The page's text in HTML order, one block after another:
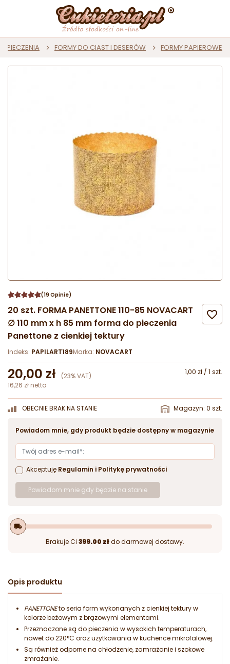
PIECZENIA FORMY DO CIAST I DESERÓW FORMY PAPIEROWE
(19 Opinie)
20 szt. FORMA PANETTONE 110-85 NOVACART
∅ 110 mm x h 85 mm forma do pieczenia
Panettone z cienkiej tektury

Indeks: PAPILART189Marka: NOVACART
20,00 zł (23% VAT)
1,00 zł / 1 szt.
16,26 zł netto
OBECNIE BRAK NA STANIE Magazyn: 0 szt.
Powiadom mnie, gdy produkt będzie dostępny w magazynie
Akceptuję Regulamin i Politykę prywatności
Powiadom mnie gdy będzie na stanie
local_shipping
Brakuje Ci 399.00 złdo darmowej dostawy.
Opis produktu
PANETTONEto seria form wykonanych z cienkiej tektury w
kolorze beżowym z brązowymi elementami.
Przeznaczone są do pieczenia w wysokich temperaturach,
nawet do 220°C oraz użytkowania w kuchence mikrofalowej.
Są również odporne na chłodzenie, zamrażanie i szokowe
zmrażanie.